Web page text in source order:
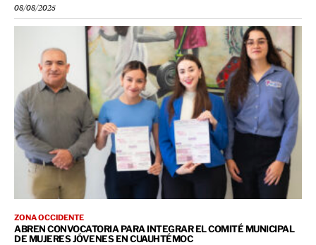
08/08/2025
ZONA OCCIDENTE
ABREN CONVOCATORIA PARA INTEGRAR EL COMITÉ MUNICIPAL
DE MUJERES JÓVENES EN CUAUHTÉMOC